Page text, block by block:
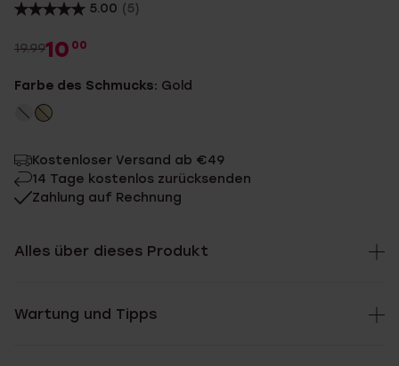
5.00 (5)
19.9910 00
Farbe des Schmucks: Gold
Kostenloser Versand ab €49
14 Tage kostenlos zurücksenden
Zahlung auf Rechnung
Alles über dieses Produkt
Wartung und Tipps